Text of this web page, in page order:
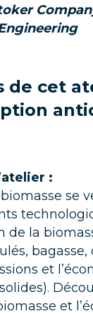
de cet
:
biomasse se
de la
et
et